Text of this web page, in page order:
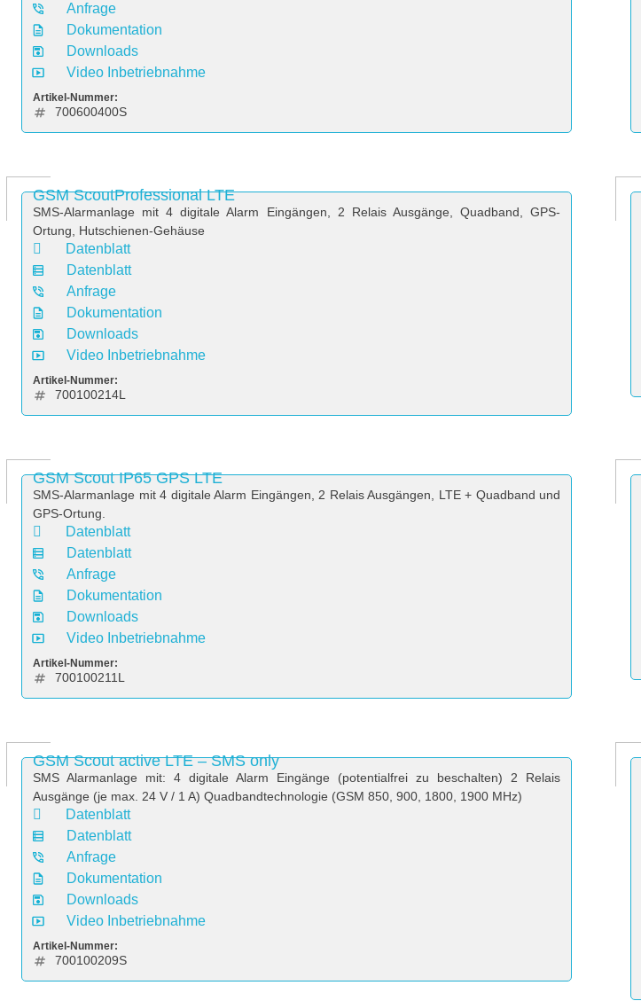
Anfrage
Dokumentation
Downloads
Video Inbetriebnahme
Artikel-Nummer:
700600400S
GSM ScoutProfessional LTE
SMS-Alarmanlage mit 4 digitale Alarm Eingängen, 2 Relais Ausgänge, Quadband, GPS-
Ortung, Hutschienen-Gehäuse
Datenblatt
Datenblatt
Anfrage
Dokumentation
Downloads
Video Inbetriebnahme
Artikel-Nummer:
700100214L
GSM Scout IP65 GPS LTE
SMS-Alarmanlage mit 4 digitale Alarm Eingängen, 2 Relais Ausgängen, LTE + Quadband und
GPS-Ortung.
Datenblatt
Datenblatt
Anfrage
Dokumentation
Downloads
Video Inbetriebnahme
Artikel-Nummer:
700100211L
GSM Scout active LTE – SMS only
SMS Alarmanlage mit: 4 digitale Alarm Eingänge (potentialfrei zu beschalten) 2 Relais
Ausgänge (je max. 24 V / 1 A) Quadbandtechnologie (GSM 850, 900, 1800, 1900 MHz)
Datenblatt
Datenblatt
Anfrage
Dokumentation
Downloads
Video Inbetriebnahme
Artikel-Nummer:
700100209S